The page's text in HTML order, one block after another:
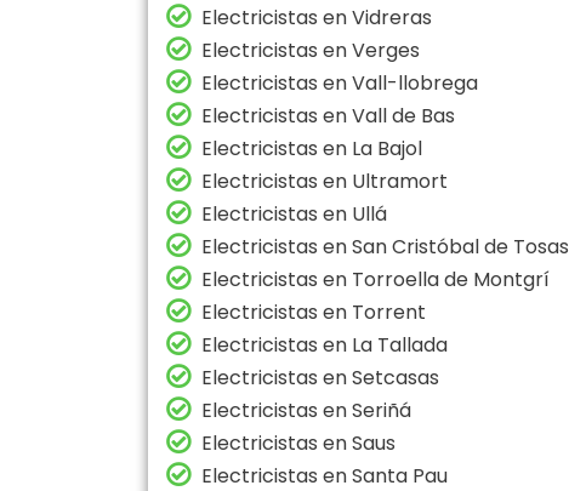
Electricistas en Vidreras
Electricistas en Verges
Electricistas en Vall-llobrega
Electricistas en Vall de Bas
Electricistas en La Bajol
Electricistas en Ultramort
Electricistas en Ullá
Electricistas en San Cristóbal de Tosas
Electricistas en Torroella de Montgrí
Electricistas en Torrent
Electricistas en La Tallada
Electricistas en Setcasas
Electricistas en Seriñá
Electricistas en Saus
Electricistas en Santa Pau